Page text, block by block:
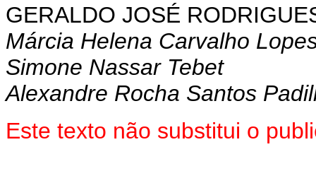
GERALDO JOSÉ
Márcia Helena Carvalho
Simone Nassar Tebet
Alexandre Rocha Santos
Este texto não substitui o